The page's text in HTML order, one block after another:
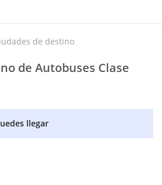
de destino
de Autobuses Clase
llegar